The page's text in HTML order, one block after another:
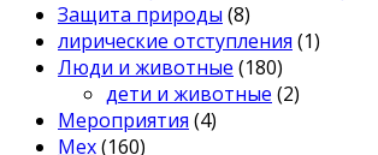
Защита природы (8)
лирические отступления (1)
Люди и животные (180)
дети и животные (2)
Мероприятия (4)
Мех(160)